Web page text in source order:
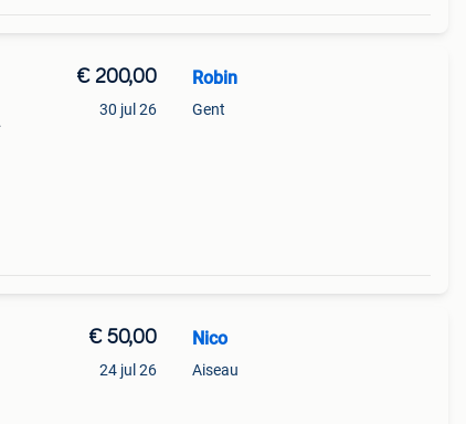
€ 200,00
30 jul 26
Robin
Gent
€ 50,00
24 jul 26
Nico
Aiseau